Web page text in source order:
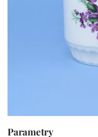
Parametry